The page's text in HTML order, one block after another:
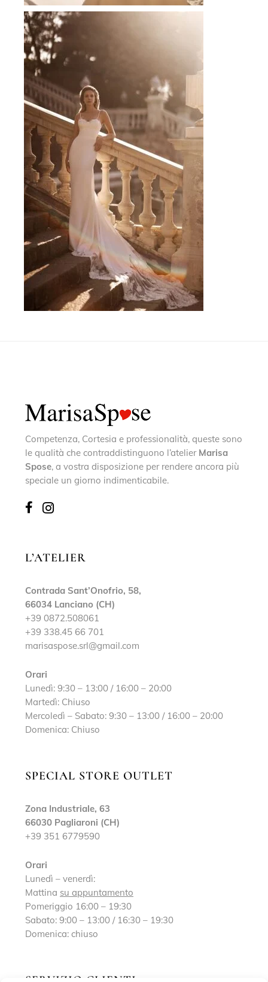
Competenza, Cortesia e professionalità, queste sono
le qualità che contraddistinguono l’atelier Marisa
Spose, a vostra disposizione per rendere ancora più
speciale un giorno indimenticabile.
L’ATELIER
Contrada Sant’Onofrio, 58,
66034 Lanciano (CH)
+39 0872.508061
+39 338.45 66 701
marisaspose.srl@gmail.com
Orari
Lunedì: 9:30 – 13:00 / 16:00 – 20:00
Martedì: Chiuso
Mercoledì – Sabato: 9:30 – 13:00 / 16:00 – 20:00
Domenica: Chiuso
SPECIAL STORE OUTLET
Zona Industriale, 63
66030 Pagliaroni (CH)
+39 351 6779590
Orari
Lunedì – venerdì:
Mattina su appuntamento
Pomeriggio 16:00 – 19:30
Sabato: 9:00 – 13:00 / 16:30 – 19:30
Domenica: chiuso